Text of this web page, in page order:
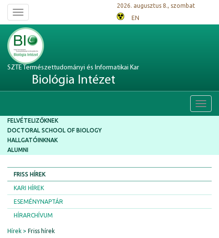
Toggle
navigation
2026. augusztus 8., szombat
EN
SZTE Természettudományi és Informatikai Kar
Biológia Intézet
FELVÉTELIZŐKNEK
DOCTORAL SCHOOL OF BIOLOGY
HALLGATÓINKNAK
ALUMNI
FRISS HÍREK
KARI HÍREK
ESEMÉNYNAPTÁR
HÍRARCHÍVUM
Hírek Friss hírek